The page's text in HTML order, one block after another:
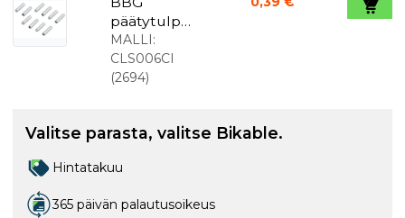
päätytulpp
a
vaihdevaijer
ille 1,2mm
MALLI:
CLS006CI
(2694)
Valitse parasta, valitse Bikable.
Hintatakuu
365 päivän palautusoikeus